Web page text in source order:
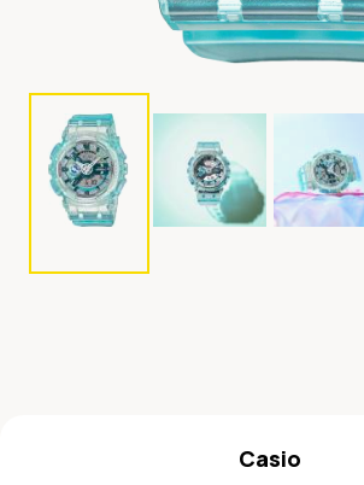
Casio